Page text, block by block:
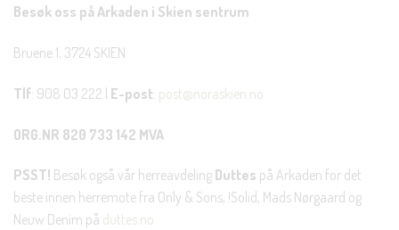
Besøk oss på Arkaden i Skien sentrum
Bruene 1, 3724 SKIEN
Tlf: 908 03 222 | E-post: post@noraskien.no
ORG.NR 820 733 142 MVA
PSST! Besøk også vår herreavdeling Duttes på Arkaden for det
beste innen herremote fra Only & Sons, !Solid, Mads Nørgaard og
Neuw Denim på duttes.no